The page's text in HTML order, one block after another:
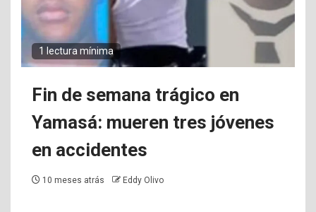
1 lectura mínima
Fin de semana trágico en
Yamasá: mueren tres jóvenes
en accidentes
10 meses atrás Eddy Olivo